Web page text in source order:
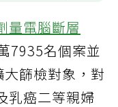
量電腦斷層
7935名個案並
篩檢對象，對
乳癌二等親婦